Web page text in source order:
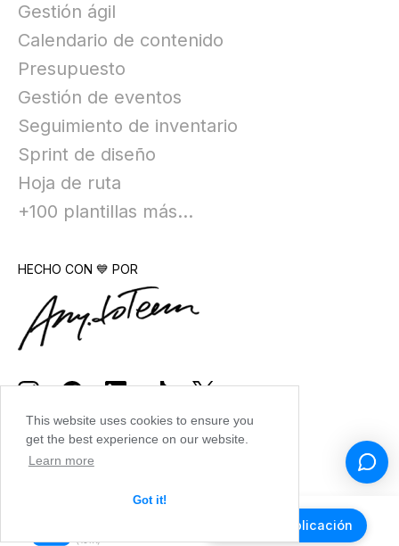
This website uses cookies to ensure you
get the best experience on our website.
Learn more
Got it!
Gestión ágil
Calendario de contenido
Presupuesto
Gestión de eventos
Seguimiento de inventario
Sprint de diseño
Hoja de ruta
+100 plantillas más...
HECHO CON 💙 POR
Obtener la aplicación